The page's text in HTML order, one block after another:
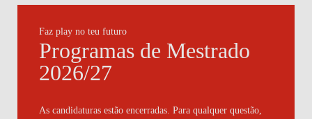
Faz play no teu futuro
Programas de Mestrado
2026/27
As candidaturas estão encerradas. Para qualquer questão,